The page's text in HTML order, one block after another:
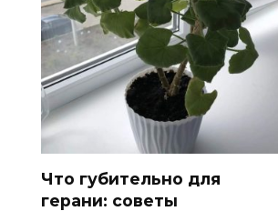
Что губительно для
герани: советы